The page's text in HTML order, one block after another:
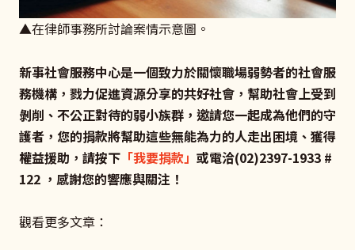
▲在律師事務所討論案情示意圖。
新事社會服務中心是一個致力於關懷職場弱勢者的社會服
務機構，戮力促進資源分享的共好社會，幫助社會上受到
剝削、不公正對待的弱小族群，邀請您一起成為他們的守
護者，您的捐款將幫助這些無能為力的人走出困境、獲得
權益援助，請按下 「我要捐款」 或電洽(02)2397-1933 #
122 ，感謝您的響應與關注！
觀看更多文章：